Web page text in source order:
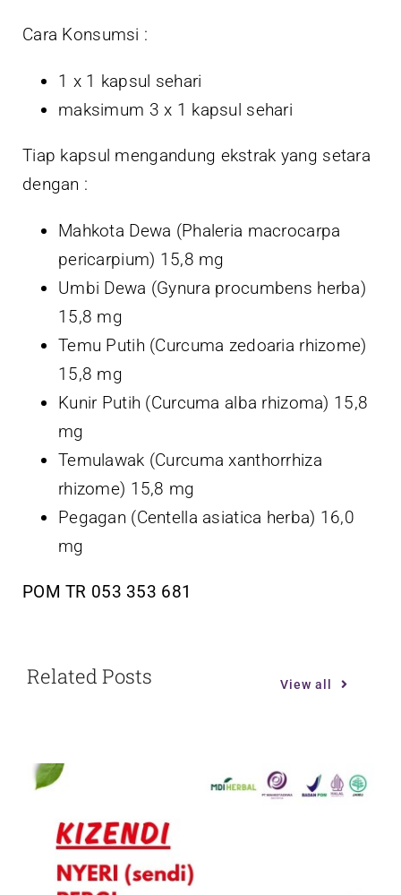
Cara Konsumsi :
1 x 1 kapsul sehari
maksimum 3 x 1 kapsul sehari
Tiap kapsul mengandung ekstrak yang setara
dengan :
Mahkota Dewa (Phaleria macrocarpa
pericarpium) 15,8 mg
Umbi Dewa (Gynura procumbens herba)
15,8 mg
Temu Putih (Curcuma zedoaria rhizome)
15,8 mg
Kunir Putih (Curcuma alba rhizoma) 15,8
mg
Temulawak (Curcuma xanthorrhiza
rhizome) 15,8 mg
Pegagan (Centella asiatica herba) 16,0
mg
POM TR 053 353 681
Related Posts View all